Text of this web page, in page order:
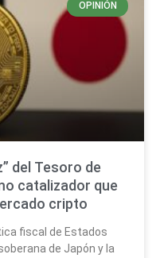
OPINIÓN
del Tesoro de
catalizador que
cripto
fiscal de Estados
de Japón y la